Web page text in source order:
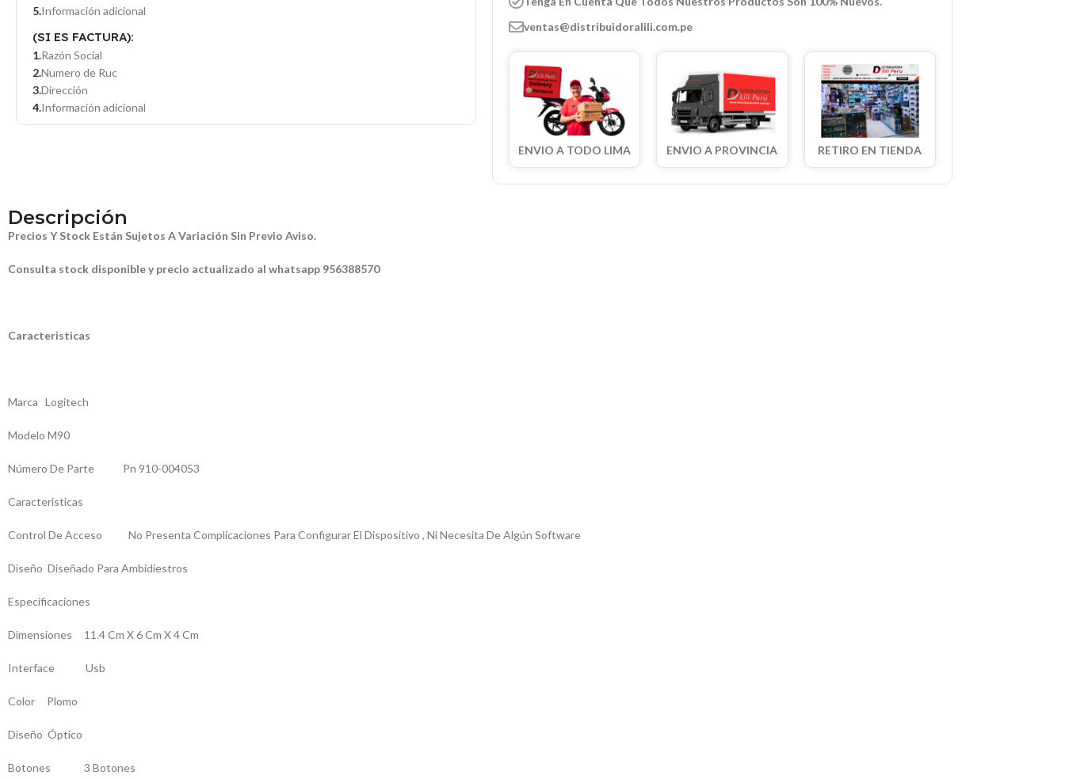
Información adicional
(SI ES FACTURA):
Razón Social
Numero de Ruc
Dirección
Información adicional
ventas@distribuidoralili.com.pe
ENVIO A TODO LIMA ENVIO A PROVINCIA RETIRO EN TIENDA
Descripción
Precios Y Stock Están Sujetos A Variación Sin Previo Aviso.
Consulta stock disponible y precio actualizado al whatsapp 956388570
Caracteristicas
Marca Logitech
Modelo M90
Número De Parte Pn 910-004053
Caracteristicas
Control De Acceso No Presenta Complicaciones Para Configurar El Dispositivo , Ni Necesita De Algún Software
Diseño Diseñado Para Ambidiestros
Especificaciones
Dimensiones 11.4 Cm X 6 Cm X 4 Cm
Interface Usb
Color Plomo
Diseño Óptico
Botones 3 Botones